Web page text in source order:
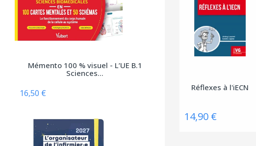
Amphora
Anfortas
Anthemis
Arènes (Editions Les)
Armand Colin
Atlande
Mémento 100 % visuel - L’UE B.1
Sciences...
16,50 €
Réflexes à l'iECN
14,90 €